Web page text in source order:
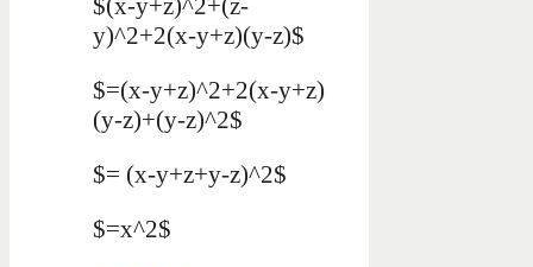
y)^2+2(x-y+z)(y-z)$
$=(x-y+z)^2+2(x-y+z)
(y-z)+(y-z)^2$
$= (x-y+z+y-z)^2$
$=x^2$